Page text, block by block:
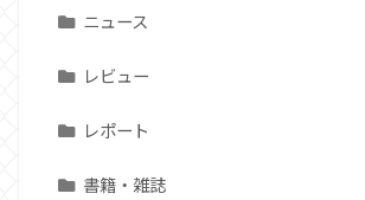
ニュース
レビュー
レポート
書籍・雑誌